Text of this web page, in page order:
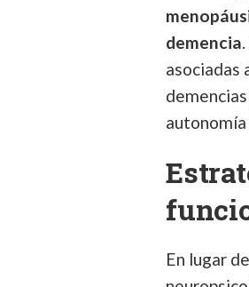
demencia
asociadas
En lugar